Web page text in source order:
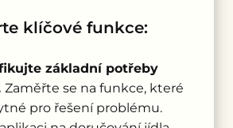
klíčové funkce:
základní potřeby
Zaměřte se na funkce, které
pro řešení problému.